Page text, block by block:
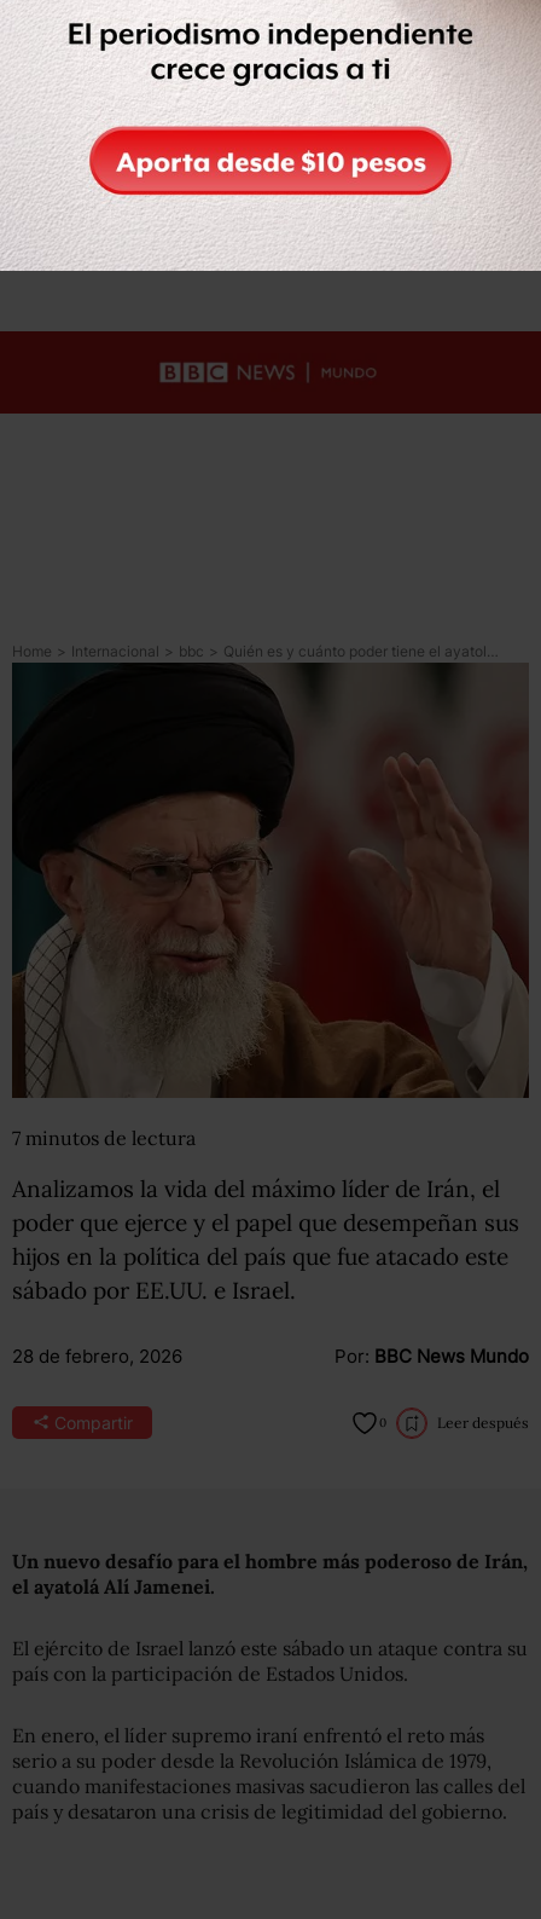
Home > Internacional > bbc >
7 minutos de lectura
Analizamos la vida del máximo líder de Irán, el
poder que ejerce y el papel que desempeñan sus
hijos en la política del país que fue atacado este
sábado por EE.UU. e Israel.
28 de febrero, 2026 Por: BBC News Mundo
Compartir 0 Leer después
Un nuevo desafío para el hombre más poderoso de Irán,
el ayatolá Alí Jamenei.
El ejército de Israel lanzó este sábado un ataque contra su
país con la participación de Estados Unidos.
En enero, el líder supremo iraní enfrentó el reto más
serio a su poder desde la Revolución Islámica de 1979,
cuando manifestaciones masivas sacudieron las calles del
país y desataron una crisis de legitimidad del gobierno.